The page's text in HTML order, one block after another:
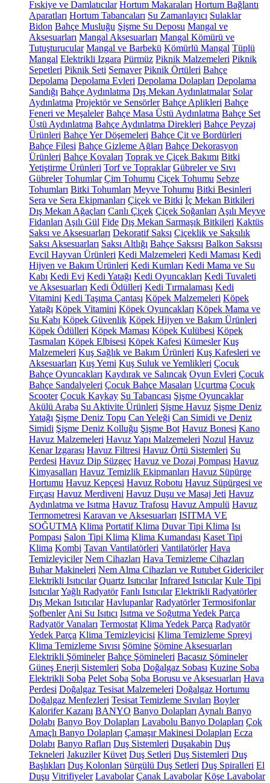
Fıskiye ve Damlatıcılar Hortum Makaraları Hortum Bağlantı
Aparatları Hortum Tabancaları Su Zamanlayıcı Sulaklar
Bidon Bahçe Musluğu Şişme Su Deposu Mangal ve
Aksesuarları Mangal Aksesuarları Mangal Kömürü ve
Tutuşturucular Mangal ve Barbekü Kömürlü Mangal Tüplü
Mangal Elektrikli Izgara Pürmüz Piknik Malzemeleri Piknik
Sepetleri Piknik Seti Semaver Piknik Örtüleri Bahçe
Depolama Depolama Evleri Depolama Dolapları Depolama
Sandığı Bahçe Aydınlatma Dış Mekan Aydınlatmalar Solar
Aydınlatma Projektör ve Sensörler Bahçe Aplikleri Bahçe
Feneri ve Meşaleler Bahçe Masa Üstü Aydınlatma Bahçe Set
Üstü Aydınlatma Bahçe Aydınlatma Direkleri Bahçe Peyzaj
Ürünleri Bahçe Yer Döşemeleri Bahçe Çit ve Bordürleri
Bahçe Filesi Bahçe Gizleme Ağları Bahçe Dekorasyon
Ürünleri Bahçe Kovaları Toprak ve Çiçek Bakımı Bitki
Yetiştirme Ürünleri Torf ve Topraklar Gübreler ve Sıvı
Gübreler Tohumlar Çim Tohumu Çiçek Tohumu Sebze
Tohumları Bitki Tohumları Meyve Tohumu Bitki Besinleri
Sera ve Sera Ekipmanları Çiçek ve Bitki İç Mekan Bitkileri
Dış Mekan Ağaçları Canlı Çiçek Çiçek Soğanları Aşılı Meyve
Fidanları Aşılı Gül Fide Dış Mekan Sarmaşık Bitkileri Kaktüs
Saksı ve Aksesuarları Dekoratif Saksı Çiçeklik ve Saksılık
Saksı Aksesuarları Saksı Altlığı Bahçe Saksısı Balkon Saksısı
Evcil Hayvan Ürünleri Kedi Malzemeleri Kedi Maması Kedi
Hijyen ve Bakım Ürünleri Kedi Kumları Kedi Mama ve Su
Kabı Kedi Evi Kedi Yatağı Kedi Oyuncakları Kedi Tuvaleti
ve Aksesuarları Kedi Ödülleri Kedi Tırmalaması Kedi
Vitamini Kedi Taşıma Çantası Köpek Malzemeleri Köpek
Yatağı Köpek Vitamini Köpek Oyuncakları Köpek Mama ve
Su Kabı Köpek Güvenlik Köpek Hijyen ve Bakım Ürünleri
Köpek Ödülleri Köpek Maması Köpek Kulübesi Köpek
Tasmaları Köpek Elbisesi Köpek Kafesi Kümesler Kuş
Malzemeleri Kuş Sağlık ve Bakım Ürünleri Kuş Kafesleri ve
Aksesuarları Kuş Yemi Kuş Suluk ve Yemlikleri Çocuk
Bahçe Oyuncakları Kaydırak ve Salıncak Oyun Evleri Çocuk
Bahçe Sandalyeleri Çocuk Bahçe Masaları Uçurtma Çocuk
Scooter Çocuk Kaykay Su Tabancası Şişme Oyuncaklar
Akülü Araba Su Aktivite Ürünleri Şişme Havuz Şişme Deniz
Yatağı Şişme Deniz Topu Can Yeleği Can Simidi ve Deniz
Simidi Şişme Deniz Kolluğu Şişme Bot Havuz Bonesi Kano
Havuz Malzemeleri Havuz Yapı Malzemeleri Nozul Havuz
Kenar Izgarası Havuz Filtresi Havuz Örtü Sistemleri Su
Perdesi Havuz Dip Süzgeç Havuz ve Dozaj Pompası Havuz
Kimyasalları Havuz Temizlik Ekipmanları Havuz Süpürge
Hortumu Havuz Kepçesi Havuz Robotu Havuz Süpürgesi ve
Fırçası Havuz Merdiveni Havuz Duşu ve Masaj Jeti Havuz
Aydınlatma ve Isıtma Havuz Trafosu Havuz Ampulü Havuz
Termometresi Karavan ve Aksesuarları ISITMA VE
SOĞUTMA Klima Portatif Klima Duvar Tipi Klima Isı
Pompası Salon Tipi Klima Klima Kumandası Kaset Tipi
Klima Kombi Tavan Vantilatörleri Vantilatörler Hava
Temizleyiciler Nem Cihazları Hava Temizleme Cihazları
Buhar Makineleri Nem Alma Cihazları ve Rutubet Gidericiler
Elektrikli Isıtıcılar Quartz Isıtıcılar Infrared Isıtıcılar Kule Tipi
IsıtıcılarYağlı Radyatör Fanlı Isıtıcılar Elektrikli Radyatörler
Dış Mekan Isıtıcılar Havlupanlar Radyatörler Termosifonlar
Şofbenler Ani Su Isıtıcı Isıtma ve Soğutma Yedek Parça
Radyatör Vanaları Termostat Klima Yedek Parça Radyatör
Yedek Parça Klima Temizleyicisi Klima Temizleme Spreyi
Klima Temizleme Sıvısı Şömine Şömine Aksesuarları
Elektrikli Şömineler Bahçe Şömineleri Bacasız Şömineler
Güneş Enerji Sistemleri Soba Doğalgaz Sobası Kuzine Soba
Elektrikli Soba Pelet Soba Soba Borusu ve Aksesuarları Hava
Perdesi Doğalgaz Tesisat Malzemeleri Doğalgaz Hortumu
Doğalgaz Menfezleri Tesisat Temizleme Sıvıları Boyler
Kalorifer Kazanı BANYO Banyo Dolapları Aynalı Banyo
Dolabı Banyo Boy Dolapları Lavabolu Banyo Dolapları Çok
Amaçlı Banyo Dolapları Çamaşır Makinesi Dolapları Ecza
Dolabı Banyo Rafları Duş Sistemleri Duşakabin Duş
Tekneleri Jakuziler Küvet Duş Setleri Duş Sistemleri Duş
Başlıkları Duş Kolonları Sürgülü Duş Setleri Duş Spiralleri El
Duşu Vitrifiyeler Lavabolar Çanak Lavabolar Köşe Lavabolar